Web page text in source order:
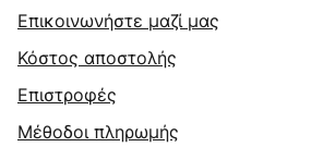
Επικοινωνήστε μαζί μας
Κόστος αποστολής
Επιστροφές
Μέθοδοι πληρωμής